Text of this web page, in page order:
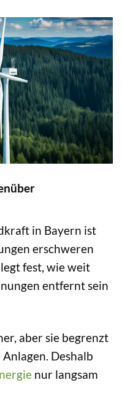
in Bayern ist
erschweren
fest, wie weit
entfernt sein
aber sie begrenzt
Deshalb
nur langsam